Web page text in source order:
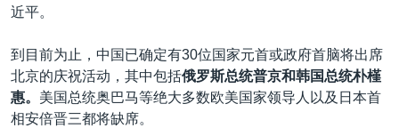
近平。
到目前为止，中国已确定有30位国家元首或政府首脑将出席
北京的庆祝活动，其中包括俄罗斯总统普京和韩国总统朴槿
惠。 美国总统奥巴马等绝大多数欧美国家领导人以及日本首
相安倍晋三都将缺席。